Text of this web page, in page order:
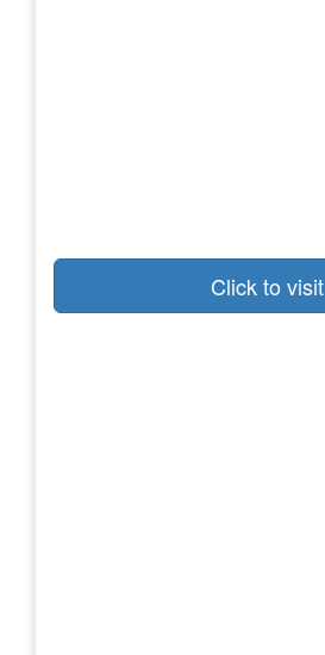
Click to visit